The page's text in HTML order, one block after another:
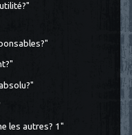
les autres? 1"